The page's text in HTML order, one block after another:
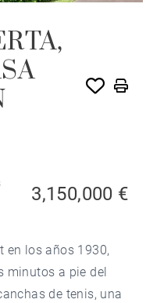
3,150,000 €
en los años 1930,
minutos a pie del
de tenis, una